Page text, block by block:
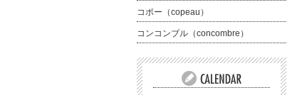
コポー（copeau）
コンコンブル（concombre）